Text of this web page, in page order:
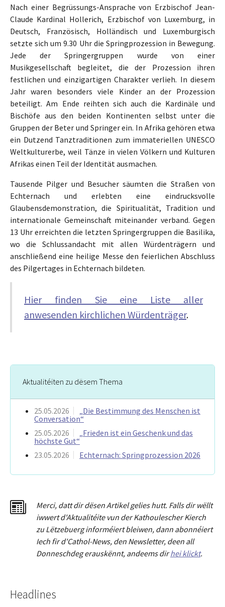
Nach einer Begrüssungs-Ansprache von Erzbischof Jean-
Claude Kardinal Hollerich, Erzbischof von Luxemburg, in
Deutsch, Französisch, Holländisch und Luxemburgisch
setzte sich um 9.30 Uhr die Springprozession in Bewegung.
Jede der Springergruppen wurde von einer
Musikgesellschaft begleitet, die der Prozession ihren
festlichen und einzigartigen Charakter verlieh. In diesem
Jahr waren besonders viele Kinder an der Prozession
beteiligt. Am Ende reihten sich auch die Kardinäle und
Bischöfe aus den beiden Kontinenten selbst unter die
Gruppen der Beter und Springer ein. In Afrika gehören etwa
ein Dutzend Tanztraditionen zum immateriellen UNESCO
Weltkulturerbe, weil Tänze in vielen Völkern und Kulturen
Afrikas einen Teil der Identität ausmachen.
Tausende Pilger und Besucher säumten die Straßen von
Echternach und erlebten eine eindrucksvolle
Glaubensdemonstration, die Spiritualität, Tradition und
internationale Gemeinschaft miteinander verband. Gegen
13 Uhr erreichten die letzten Springergruppen die Basilika,
wo die Schlussandacht mit allen Würdenträgern und
anschließend eine heilige Messe den feierlichen Abschluss
des Pilgertages in Echternach bildeten.
Hier finden Sie eine Liste aller
anwesenden kirchlichen Würdenträger.
Aktualitéiten zu dësem Thema
25.05.2026
„Die Bestimmung des Menschen ist
Conversation“
25.05.2026
„Frieden ist ein Geschenk und das
höchste Gut“
23.05.2026
Echternach: Springprozession 2026
Merci, dattdir dësen Artikel gelies hutt. Falls dir wëllt
iwwert d'Aktualitéite vun der Kathoulescher Kierch
zu Lëtzebuerg informéiert bleiwen, dann abonnéiert
Iech fir d'Cathol-News, den Newsletter, deen all
Donneschdeg erauskënnt, andeems dirhei klickt.
Headlines